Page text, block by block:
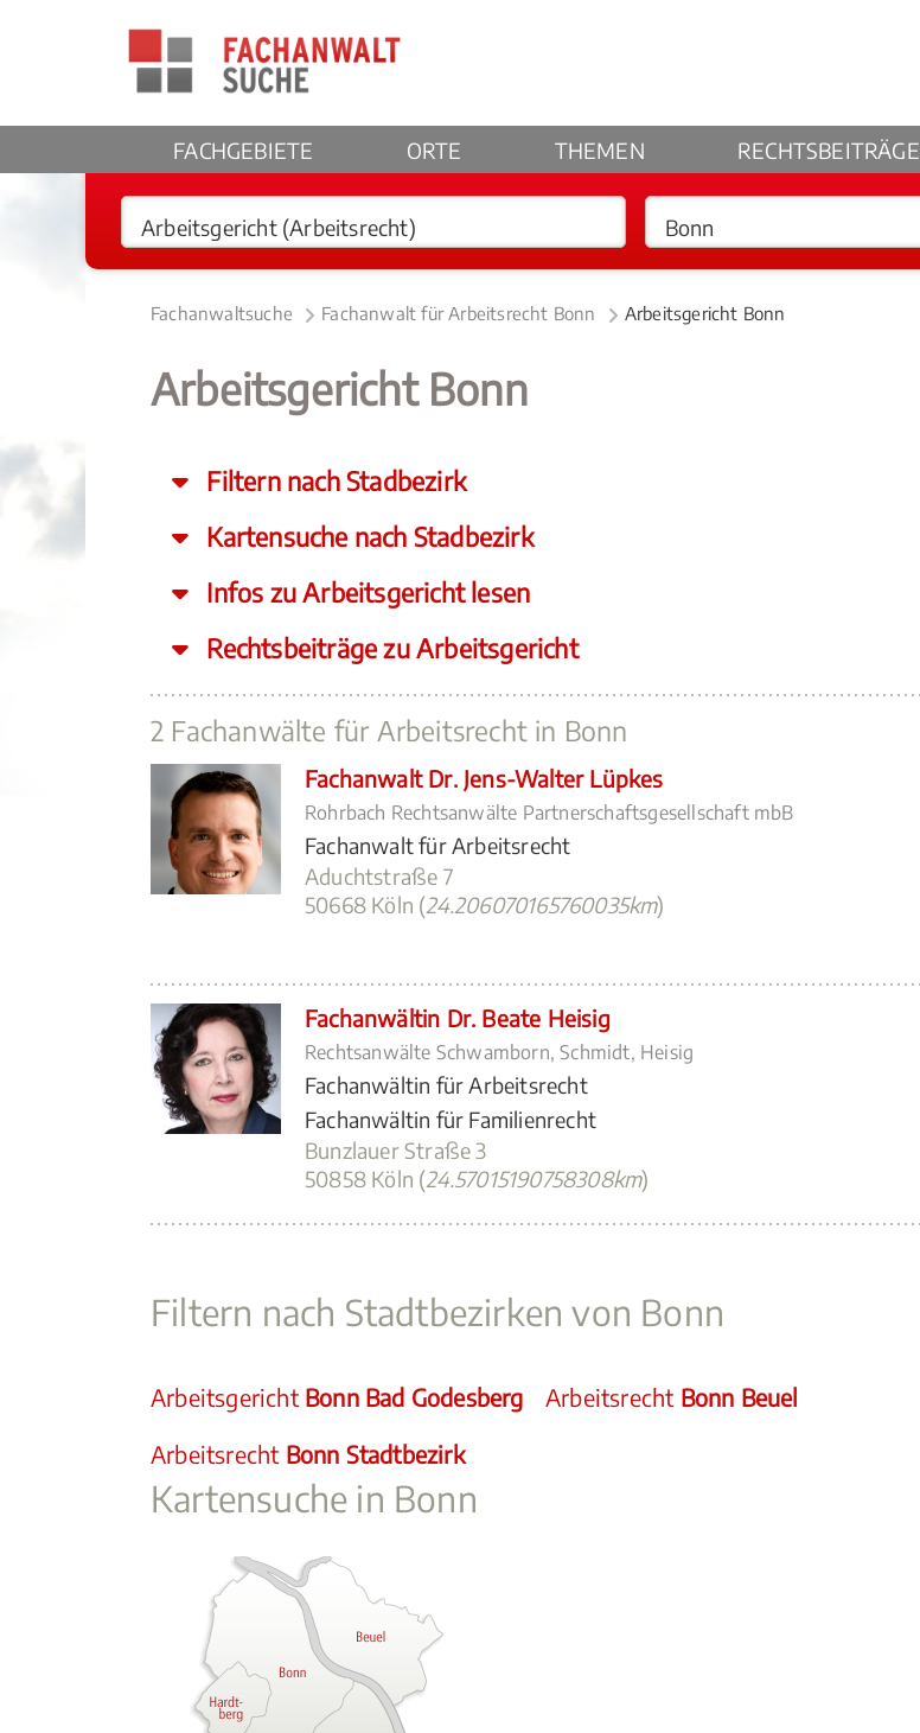
FACHGEBIETE ORTE THEMEN RECHTSBEITRÄGE
Fachanwaltsuche Fachanwalt für Arbeitsrecht Bonn Arbeitsgericht Bonn
Arbeitsgericht Bonn
Filtern nach Stadbezirk
Kartensuche nach Stadbezirk
Infos zu Arbeitsgericht lesen
Rechtsbeiträge zu Arbeitsgericht
2 Fachanwälte für Arbeitsrecht in Bonn
Fachanwalt Dr. Jens-Walter Lüpkes
Rohrbach Rechtsanwälte Partnerschaftsgesellschaft mbB
Fachanwalt für Arbeitsrecht
Aduchtstraße 7
50668 Köln (24.206070165760035km)
Fachanwältin Dr. Beate Heisig
Rechtsanwälte Schwamborn, Schmidt, Heisig
Fachanwältin für Arbeitsrecht
Fachanwältin für Familienrecht
Bunzlauer Straße 3
50858 Köln (24.57015190758308km)
Filtern nach Stadtbezirken von Bonn
Arbeitsgericht Bonn Bad Godesberg Arbeitsrecht Bonn Beuel
Arbeitsrecht Bonn Stadtbezirk
Kartensuche in Bonn